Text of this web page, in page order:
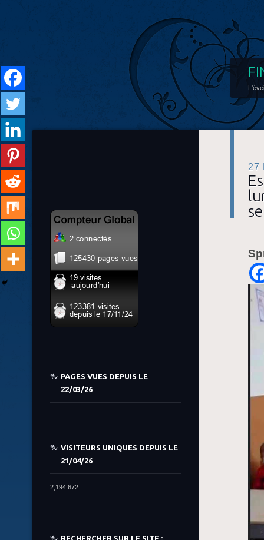
27
PAGES VUES DEPUIS LE
22/03/26
VISITEURS UNIQUES DEPUIS LE
21/04/26
2,194,672
RECHERCHER SUR LE SITE :